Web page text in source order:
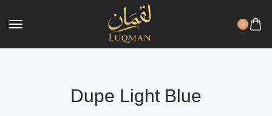
0
Dupe Light Blue